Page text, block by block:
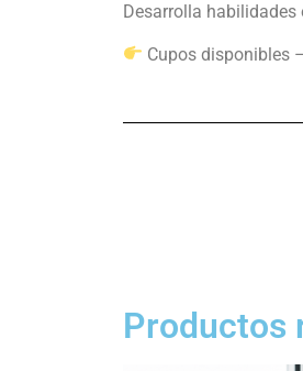
Desarrolla
Cupos disponibles
Productos